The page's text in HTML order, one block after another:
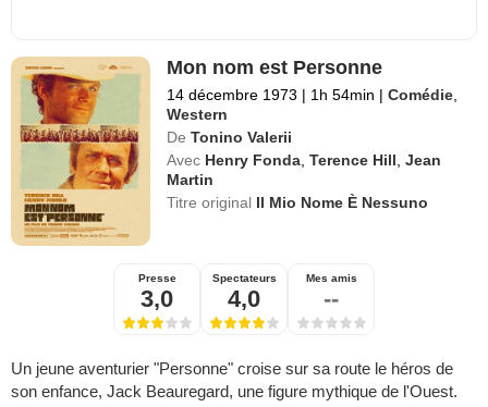
Mon nom est Personne
14 décembre 1973 | 1h 54min | Comédie
Western
De Tonino Valerii
Avec Henry Fonda ,Terence Hill ,Jean
Martin
Titre original Il Mio Nome È Nessuno
Presse
3,0
Spectateurs
4,0
Mes amis
--
Un jeune aventurier "Personne" croise sur sa route le héros de
son enfance, Jack Beauregard, une figure mythique de l'Ouest.